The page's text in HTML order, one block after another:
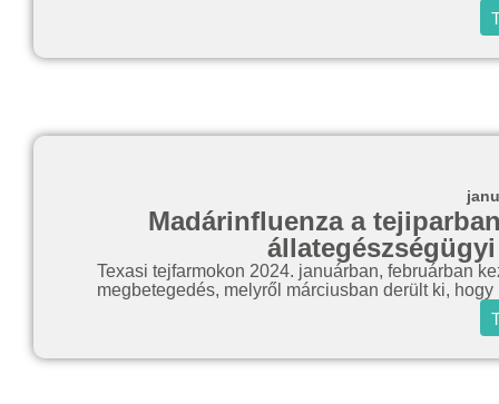
Madárinfluenza a
Texasi tejfarmokon 2024. januárban, februárban
megbetegedés, melyről márciusban derült ki,